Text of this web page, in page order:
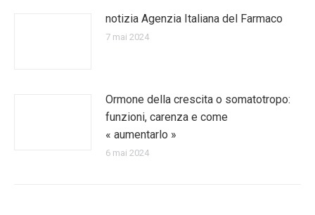
notizia Agenzia Italiana del Farmaco
7 mai 2024
Ormone della crescita o somatotropo:
funzioni, carenza e come
« aumentarlo »
6 mai 2024